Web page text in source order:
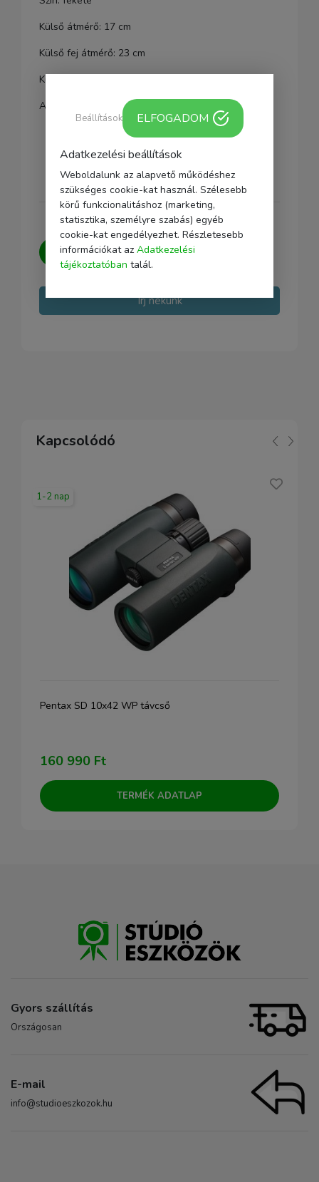
Külső átmérő: 17 cm
Külső fej átmérő: 23 cm
Külső hossz: 80 cm
A táska kompatibilis a 055 és 190 állvány KIT-kel.
Kérdésed van?Írj nekünk, igyekszünk
minden kérdésedre választ adni.
Írj nekünk
Kapcsolódó
1-2 nap
Pentax SD 10x42 WP távcső
160 990 Ft
TERMÉK ADATLAP
Gyors szállítás
Országosan
E-mail
info@studioeszkozok.hu
Adatkezelési beállítások
Weboldalunk az alapvető működéshez
szükséges cookie-kat használ. Szélesebb
körű funkcionalitáshoz (marketing,
statisztika, személyre szabás) egyéb
cookie-kat engedélyezhet. Részletesebb
információkat az Adatkezelési
tájékoztatóban talál.
Beállítások ELFOGADOM